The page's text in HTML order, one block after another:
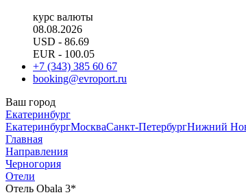
курс валюты
08.08.2026
USD - 86.69
EUR - 100.05
+7 (343) 385 60 67
booking@evroport.ru
Ваш город
Екатеринбург
ЕкатеринбургМоскваСанкт-ПетербургНижний
Главная
Направления
Черногория
Отели
Отель Obala 3*